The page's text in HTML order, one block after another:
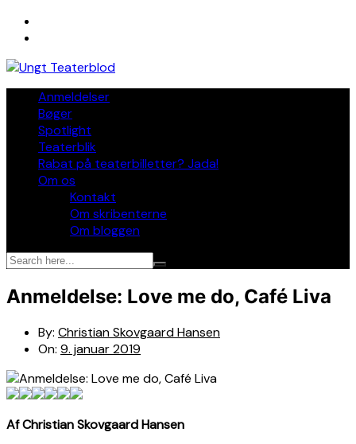
Skip
Anmeldelser
Bøger
Spotlight
Teaterblik
Rabat på teaterbilletter? Jada!
Om os
Kontakt
Om skribenterne
Om bloggen
Anmeldelse: Love me do, Café Liva
By: Christian Skovgaard Hansen
On: 9. januar 2019
Af Christian Skovgaard Hansen